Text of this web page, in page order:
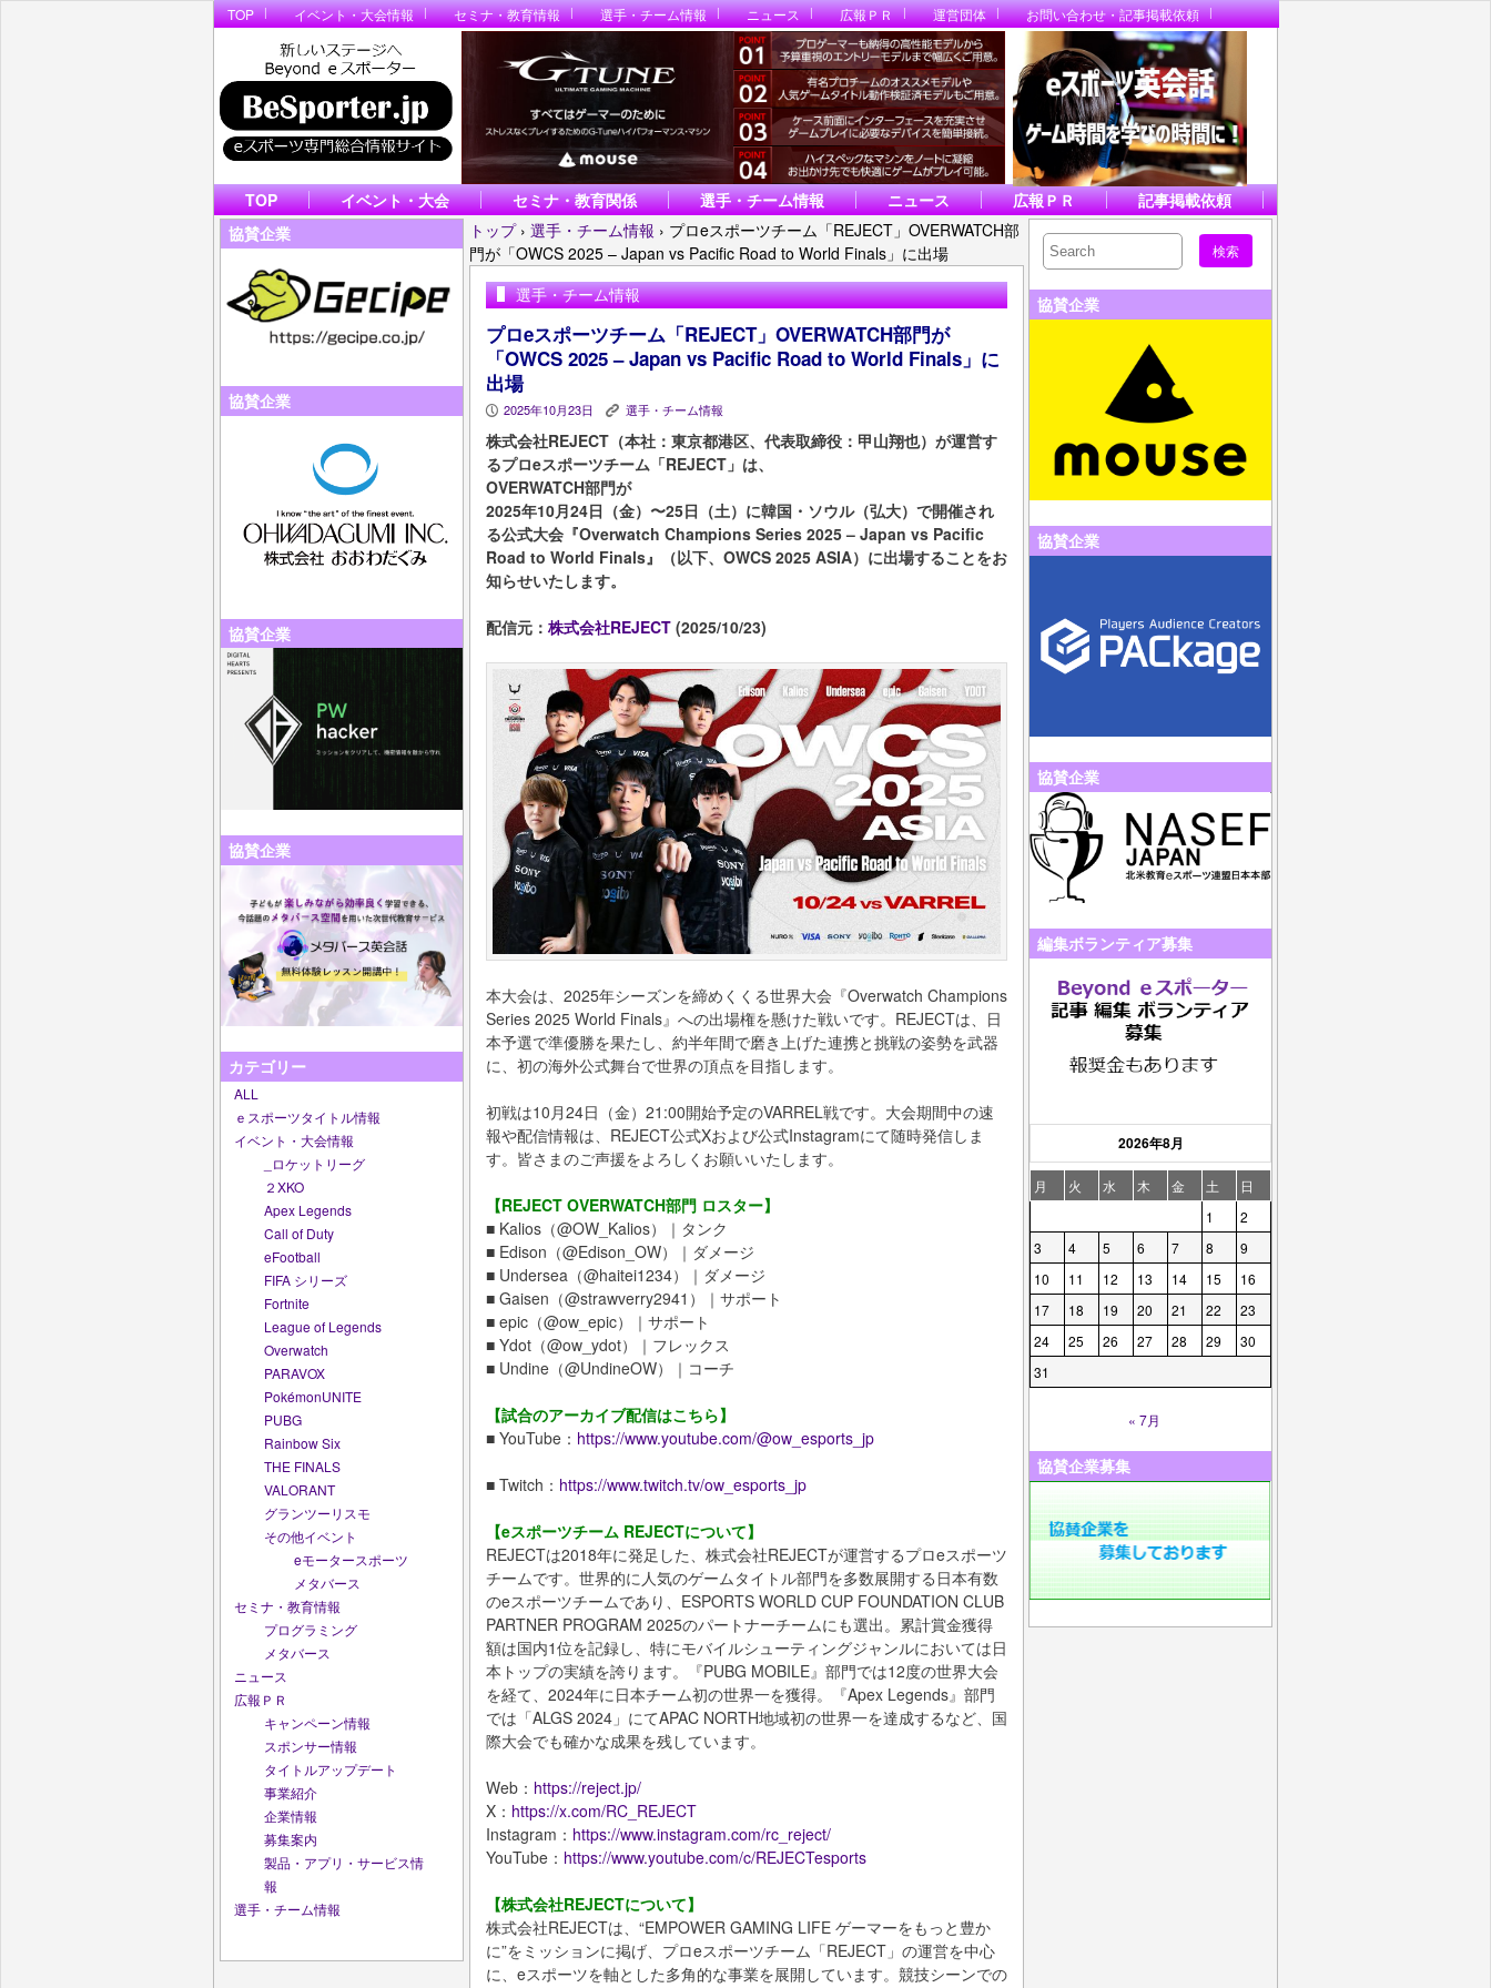
TOP イベント・大会情報 セミナ・教育情報 選手・チーム情報 ニュース 広報ＰＲ 運営団体 お問い合わせ・記事掲載依頼
TOP イベント・大会 セミナ・教育関係 選手・チーム情報 ニュース 広報ＰＲ
記事掲載依頼
協賛企業
協賛企業
協賛企業
協賛企業
カテゴリー
ALL
ｅスポーツタイトル情報
イベント・大会情報
_ロケットリーグ
２XKO
Apex Legends
Call of Duty
eFootball
FIFA シリーズ
Fortnite
League of Legends
Overwatch
PARAVOX
PokémonUNITE
PUBG
Rainbow Six
THE FINALS
VALORANT
グランツーリスモ
その他イベント
eモータースポーツ
メタバース
セミナ・教育情報
プログラミング
メタバース
ニュース
広報ＰＲ
キャンペーン情報
スポンサー情報
タイトルアップデート
事業紹介
企業情報
募集案内
製品・アプリ・サービス情
報
選手・チーム情報
トップ › 選手・チーム情報 › プロeスポーツチーム「REJECT」OVERWATCH部
門が「OWCS 2025 – Japan vs Pacific Road to World Finals」に出場
選手・チーム情報
プロeスポーツチーム「REJECT」OVERWATCH部門が
「OWCS 2025 – Japan vs Pacific Road to World Finals」に
出場
P 2025年10月23日 K 選手・チーム情報
株式会社REJECT（本社：東京都港区、代表取締役：甲山翔也）が運営す
るプロeスポーツチーム「REJECT」は、
OVERWATCH部門が
2025年10月24日（金）〜25日（土）に韓国・ソウル（弘大）で開催され
る公式大会『Overwatch Champions Series 2025 – Japan vs Pacific
Road to World Finals』（以下、OWCS 2025 ASIA）に出場することをお
知らせいたします。
配信元： 株式会社REJECT (2025/10/23)
本大会は、2025年シーズンを締めくくる世界大会『Overwatch Champions
Series 2025 World Finals』への出場権を懸けた戦いです。REJECTは、日
本予選で準優勝を果たし、約半年間で磨き上げた連携と挑戦の姿勢を武器
に、初の海外公式舞台で世界の頂点を目指します。
初戦は10月24日（金）21:00開始予定のVARREL戦です。大会期間中の速
報や配信情報は、REJECT公式Xおよび公式Instagramにて随時発信しま
す。皆さまのご声援をよろしくお願いいたします。
【REJECT OVERWATCH部門 ロスター】
■ Kalios（@OW_Kalios）｜タンク
■ Edison（@Edison_OW）｜ダメージ
■ Undersea（@haitei1234）｜ダメージ
■ Gaisen（@strawverry2941）｜サポート
■ epic（@ow_epic）｜サポート
■ Ydot（@ow_ydot）｜フレックス
■ Undine（@UndineOW）｜コーチ
【試合のアーカイブ配信はこちら】
■ YouTube： https://www.youtube.com/@ow_esports_jp
■ Twitch： https://www.twitch.tv/ow_esports_jp
【eスポーツチーム REJECTについて】
REJECTは2018年に発足した、株式会社REJECTが運営するプロeスポーツ
チームです。世界的に人気のゲームタイトル部門を多数展開する日本有数
のeスポーツチームであり、ESPORTS WORLD CUP FOUNDATION CLUB
PARTNER PROGRAM 2025のパートナーチームにも選出。累計賞金獲得
額は国内1位を記録し、特にモバイルシューティングジャンルにおいては日
本トップの実績を誇ります。『PUBG MOBILE』部門では12度の世界大会
を経て、2024年に日本チーム初の世界一を獲得。『Apex Legends』部門
では「ALGS 2024」にてAPAC NORTH地域初の世界一を達成するなど、国
際大会でも確かな成果を残しています。
Web： https://reject.jp/
X： https://x.com/RC_REJECT
Instagram： https://www.instagram.com/rc_reject/
YouTube： https://www.youtube.com/c/REJECTesports
【株式会社REJECTについて】
株式会社REJECTは、“EMPOWER GAMING LIFE ゲーマーをもっと豊か
に”をミッションに掲げ、プロeスポーツチーム「REJECT」の運営を中心
に、eスポーツを軸とした多角的な事業を展開しています。競技シーンでの
協賛企業
協賛企業
協賛企業
編集ボランティア募集
2026年8月
月 火 水 木 金 土
日
1
2
3
4 5 6 7 8
9
10
11 12 13 14 15
16
17
18 19 20 21 22
23
24
25 26 27 28 29
30
31
« 7月
協賛企業募集